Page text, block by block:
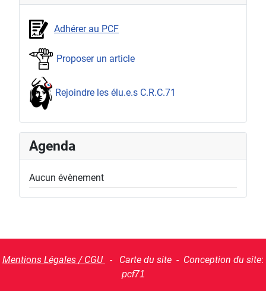
Adhérer au PCF
Proposer un article
Rejoindre les élu.e.s C.R.C.71
Agenda
Aucun évènement
Mentions Légales / CGU - Carte du site - Conception du site:
pcf71